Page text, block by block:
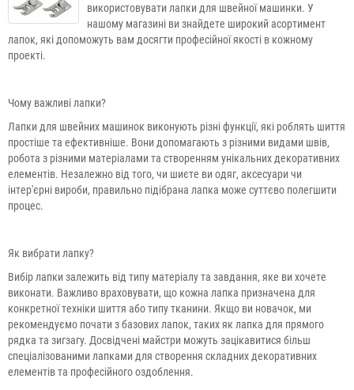
використовувати лапки для швейної машинки. У
нашому магазині ви знайдете широкий асортимент
лапок, які допоможуть вам досягти професійної якості в кожному
проекті.
Чому важливі лапки?
Лапки для швейних машинок виконують різні функції, які роблять шиття
простіше та ефективніше. Вони допомагають з різними видами швів,
робота з різними матеріалами та створенням унікальних декоративних
елементів. Незалежно від того, чи шиєте ви одяг, аксесуари чи
інтер'єрні вироби, правильно підібрана лапка може суттєво полегшити
процес.
Як вибрати лапку?
Вибір лапки залежить від типу матеріалу та завдання, яке ви хочете
виконати. Важливо враховувати, що кожна лапка призначена для
конкретної техніки шиття або типу тканини. Якщо ви новачок, ми
рекомендуємо почати з базових лапок, таких як лапка для прямого
рядка та зигзагу. Досвідчені майстри можуть зацікавитися більш
спеціалізованими лапками для створення складних декоративних
елементів та професійного оздоблення.